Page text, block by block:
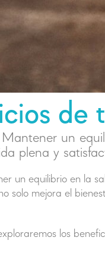
de
Mantener un
plena y
un equilibrio en la
solo mejora el
los